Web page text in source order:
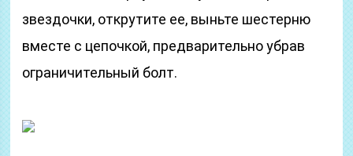
звездочки, открутите ее, выньте шестерню
вместе с цепочкой, предварительно убрав
ограничительный болт.